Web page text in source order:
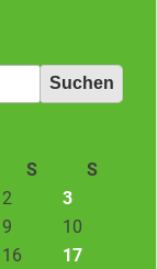
S
S
2
3
9
10
16
17